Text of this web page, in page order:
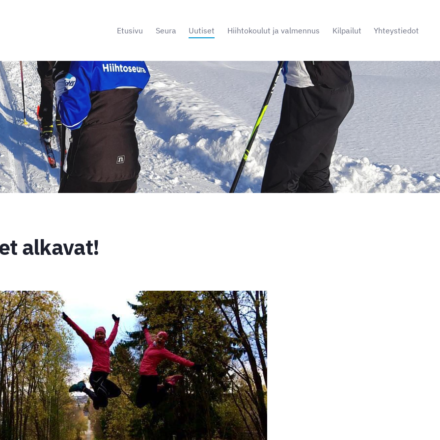
Etusivu Seura Uutiset Hiihtokoulut ja valmennus Kilpailut Yhteystiedot
alkavat!